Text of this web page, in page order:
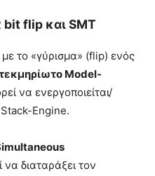
bit flip και SMT
το «γύρισμα» (flip) ενός
Model-
να ενεργοποιείται/
Engine.
να διαταράξει τον